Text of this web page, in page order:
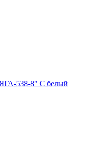
538-8" C белый